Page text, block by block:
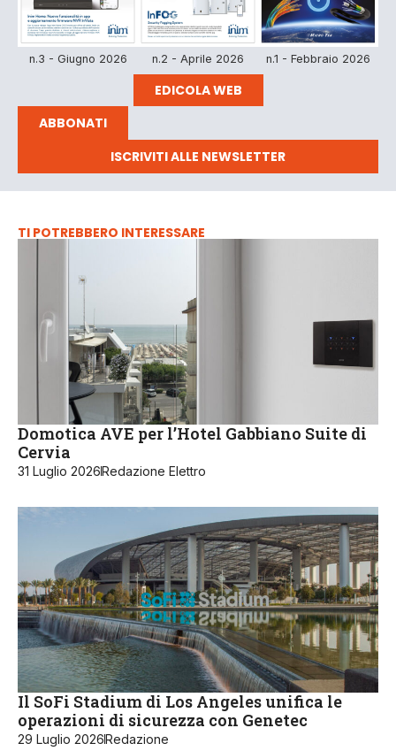
n.3 - Giugno 2026 n.2 - Aprile 2026 n.1 - Febbraio 2026
EDICOLA WEB
ABBONATI
ISCRIVITI ALLE NEWSLETTER
TI POTREBBERO INTERESSARE
Domotica AVE per l’Hotel Gabbiano Suite di
Cervia
31 Luglio 2026Redazione Elettro
Il SoFi Stadium di Los Angeles unifica le
operazioni di sicurezza con Genetec
29 Luglio 2026Redazione